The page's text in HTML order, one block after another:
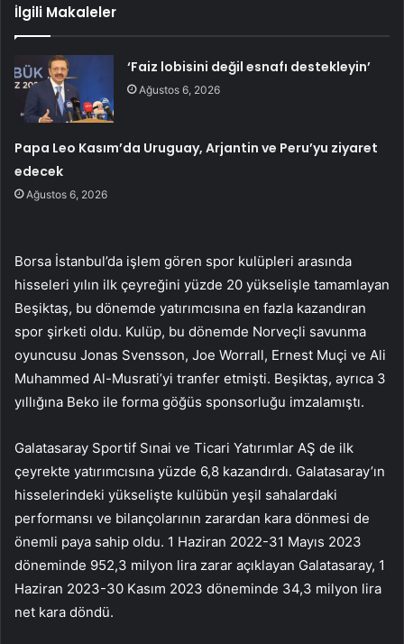
İlgili Makaleler
‘Faiz lobisini değil esnafı destekleyin’
Ağustos 6, 2026
Papa Leo Kasım’da Uruguay, Arjantin ve Peru’yu ziyaret
edecek
Ağustos 6, 2026
Borsa İstanbul’da işlem gören spor kulüpleri arasında
hisseleri yılın ilk çeyreğini yüzde 20 yükselişle tamamlayan
Beşiktaş, bu dönemde yatırımcısına en fazla kazandıran
spor şirketi oldu. Kulüp, bu dönemde Norveçli savunma
oyuncusu Jonas Svensson, Joe Worrall, Ernest Muçi ve Ali
Muhammed Al-Musrati’yi tranfer etmişti. Beşiktaş, ayrıca 3
yıllığına Beko ile forma göğüs sponsorluğu imzalamıştı.
Galatasaray Sportif Sınai ve Ticari Yatırımlar AŞ de ilk
çeyrekte yatırımcısına yüzde 6,8 kazandırdı. Galatasaray’ın
hisselerindeki yükselişte kulübün yeşil sahalardaki
performansı ve bilançolarının zarardan kara dönmesi de
önemli paya sahip oldu. 1 Haziran 2022-31 Mayıs 2023
döneminde 952,3 milyon lira zarar açıklayan Galatasaray, 1
Haziran 2023-30 Kasım 2023 döneminde 34,3 milyon lira
net kara döndü.